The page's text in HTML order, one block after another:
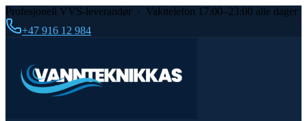
Profesjonell VVS-leverandør · Vakttelefon 17:00–23:00 alle dager
+47 916 12 984